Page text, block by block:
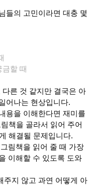
들의 고민이라면 대충 몇
할 때
른 것 같지만 결국은 아
어나는 현상입니다.
용을 이해한다면 재미를
책을 골라서 읽어 주어
해결될 문제입니다.
림책을 읽어 줄 때 가장
이해할 수 있도록 도와
주지 않고 과연 어떻게 아